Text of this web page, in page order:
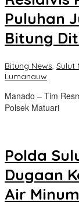
Puluhan
Bitung
Bitung News, Sulut
Lumanauw
Manado – Tim
Polsek Matuari
Polda
Dugaan
Air